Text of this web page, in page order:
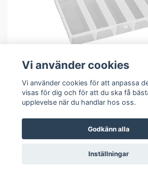
Mikado Box 023
39.00 SEK
I lager
Vi använder cookies
Vi använder cookies för att anpassa
visas för dig och för att du ska få
upplevelse när du handlar hos oss.
Godkänn alla
Inställningar